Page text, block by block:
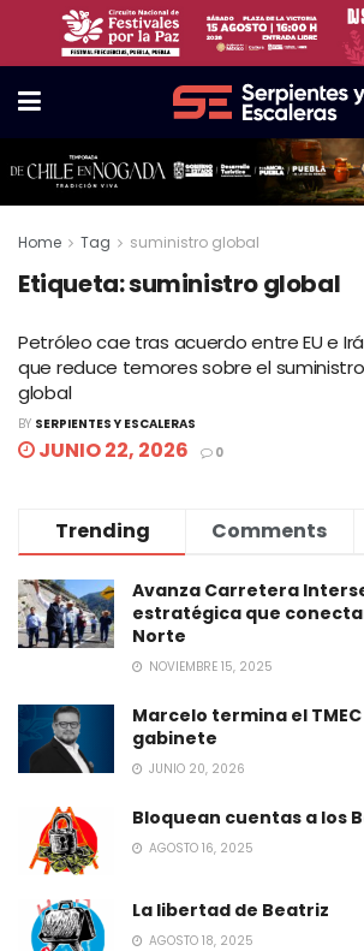
Home Tag suministro global
Etiqueta:suministro global
Petróleo cae tras acuerdo entre EU e
que reduce temores sobre el suministro
global
BY SERPIENTES Y ESCALERAS
JUNIO 22, 2026 0
Trending Comments
Avanza Carretera
estratégica que
Norte
NOVIEMBRE 15, 2025
Marcelo termina el
gabinete
JUNIO 20, 2026
Bloquean cuentas a los
AGOSTO 16, 2025
La libertad de Beatriz
AGOSTO 18, 2025